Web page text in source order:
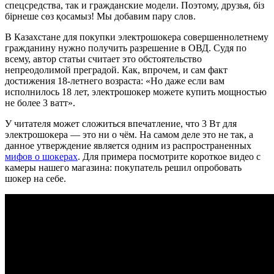
спецсредства, так и гражданские модели. Поэтому, друзья, біз
бірнеше сөз қосамыз! Мы добавим пару слов.
В Казахстане для покупки электрошокера совершеннолетнему
гражданину нужно получить разрешение в ОВД. Судя по
всему, автор статьи считает это обстоятельство
непреодолимой преградой. Как, впрочем, и сам факт
достижения 18-летнего возраста: «Но даже если вам
исполнилось 18 лет, электрошокер можете купить мощностью
не более 3 ватт».
У читателя может сложиться впечатление, что 3 Вт для
электрошокера — это ни о чём. На самом деле это не так, а
данное утверждение является одним из распространенных
мифов о шокерах. Для примера посмотрите короткое видео с
камеры нашего магазина: покупатель решил опробовать
шокер на себе.